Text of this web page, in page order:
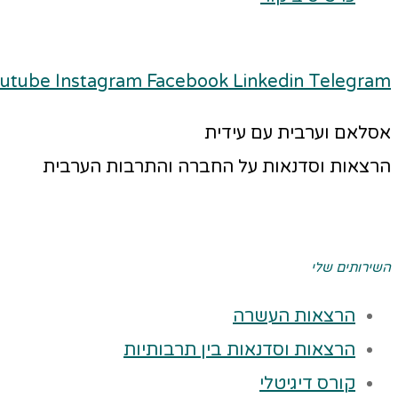
Instagram Facebook Linkedin Telegram
אסלאם וערבית עם עידית
הרצאות וסדנאות על החברה והתרבות הערבית
השירותים שלי
הרצאות העשרה
הרצאות וסדנאות בין תרבותיות
קורס דיגיטלי